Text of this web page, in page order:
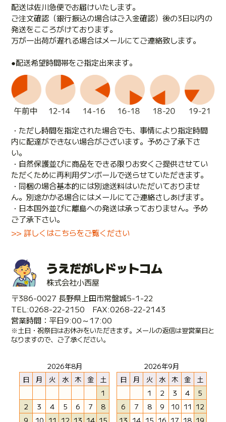
配送は佐川急便でお届けいたします。
ご注文確認（銀行振込の場合はご入金確認）後の3日以内の
発送をこころがけております。
万が一出荷が遅れる場合はメールにてご連絡致します。
●配送希望時間帯をご指定出来ます。
・ただし時間を指定された場合でも、事情により指定時間
内に配達ができない場合がございます。予めご了承下さ
い。
・自然保護並びに商品をできる限りお安くご提供させてい
ただくために再利用ダンボールで送らせていただきます。
・同梱の場合基本的には別途送料はいただいておりませ
ん。別途かかる場合にはメールにてご連絡さしあげます。
・日本国外並びに離島への発送は承っておりません。予め
ご了承下さい。
>> 詳しくはこちらをご覧ください
うえだがしドットコム
株式会社小西屋
〒386-0027 長野県上田市常盤城5-1-22
TEL:0268-22-2150 FAX:0268-22-2143
営業時間：平日9:00～17:00
※土日・祝祭日はお休みをいただきます。メールの返信は翌営業日と
なりますので、ご了承ください。
2026年8月
日
月 火 水 木 金
土
1
2
3 4 5 6 7
8
2026年9月
日
月 火 水 木 金
土
1
2 3 4
5
6
7 8 9 10 11 12